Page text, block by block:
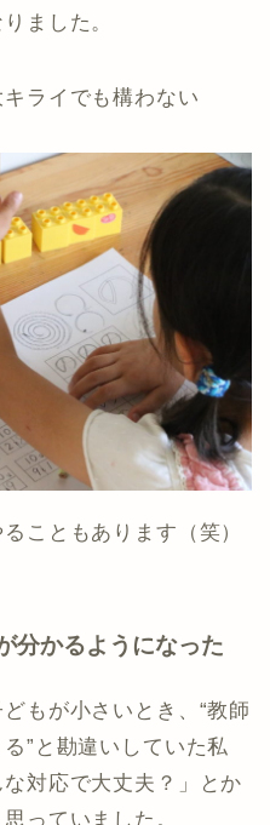
ました。
ライでも構わない
こともあります（笑）
分かるようになった
もが小さいとき、“教師
”と勘違いしていた私
対応で大丈夫？」とか
っていました。